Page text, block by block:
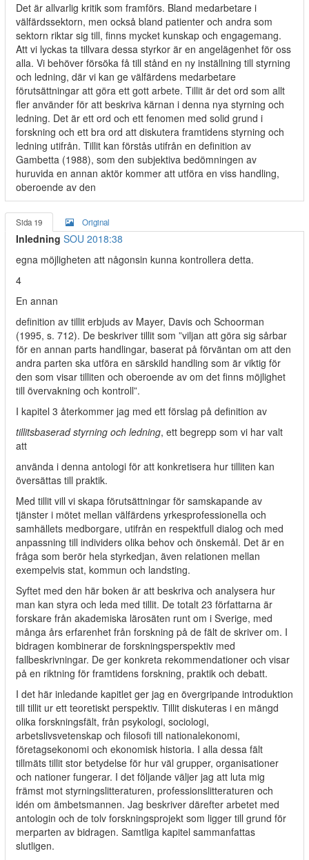
Det är allvarlig kritik som framförs. Bland medarbetare i
välfärdssektorn, men också bland patienter och andra som
sektorn riktar sig till, finns mycket kunskap och engagemang.
Att vi lyckas ta tillvara dessa styrkor är en angelägenhet för oss
alla. Vi behöver försöka få till stånd en ny inställning till styrning
och ledning, där vi kan ge välfärdens medarbetare
förutsättningar att göra ett gott arbete. Tillit är det ord som allt
fler använder för att beskriva kärnan i denna nya styrning och
ledning. Det är ett ord och ett fenomen med solid grund i
forskning och ett bra ord att diskutera framtidens styrning och
ledning utifrån. Tillit kan förstås utifrån en definition av
Gambetta (1988), som den subjektiva bedömningen av
huruvida en annan aktör kommer att utföra en viss handling,
oberoende av den
Sida 19 Original
Inledning SOU 2018:38
egna möjligheten att någonsin kunna kontrollera detta.
4
En annan
definition av tillit erbjuds av Mayer, Davis och Schoorman
(1995, s. 712). De beskriver tillit som ”viljan att göra sig sårbar
för en annan parts handlingar, baserat på förväntan om att den
andra parten ska utföra en särskild handling som är viktig för
den som visar tilliten och oberoende av om det finns möjlighet
till övervakning och kontroll”.
I kapitel 3 återkommer jag med ett förslag på definition av
tillitsbaserad styrning och ledning, ett begrepp som vi har valt
att
använda i denna antologi för att konkretisera hur tilliten kan
översättas till praktik.
Med tillit vill vi skapa förutsättningar för samskapande av
tjänster i mötet mellan välfärdens yrkesprofessionella och
samhällets medborgare, utifrån en respektfull dialog och med
anpassning till individers olika behov och önskemål. Det är en
fråga som berör hela styrkedjan, även relationen mellan
exempelvis stat, kommun och landsting.
Syftet med den här boken är att beskriva och analysera hur
man kan styra och leda med tillit. De totalt 23 författarna är
forskare från akademiska lärosäten runt om i Sverige, med
många års erfarenhet från forskning på de fält de skriver om. I
bidragen kombinerar de forskningsperspektiv med
fallbeskrivningar. De ger konkreta rekommendationer och visar
på en riktning för framtidens forskning, praktik och debatt.
I det här inledande kapitlet ger jag en övergripande introduktion
till tillit ur ett teoretiskt perspektiv. Tillit diskuteras i en mängd
olika forskningsfält, från psykologi, sociologi,
arbetslivsvetenskap och filosofi till nationalekonomi,
företagsekonomi och ekonomisk historia. I alla dessa fält
tillmäts tillit stor betydelse för hur väl grupper, organisationer
och nationer fungerar. I det följande väljer jag att luta mig
främst mot styrningslitteraturen, professionslitteraturen och
idén om ämbetsmannen. Jag beskriver därefter arbetet med
antologin och de tolv forskningsprojekt som ligger till grund för
merparten av bidragen. Samtliga kapitel sammanfattas
slutligen.